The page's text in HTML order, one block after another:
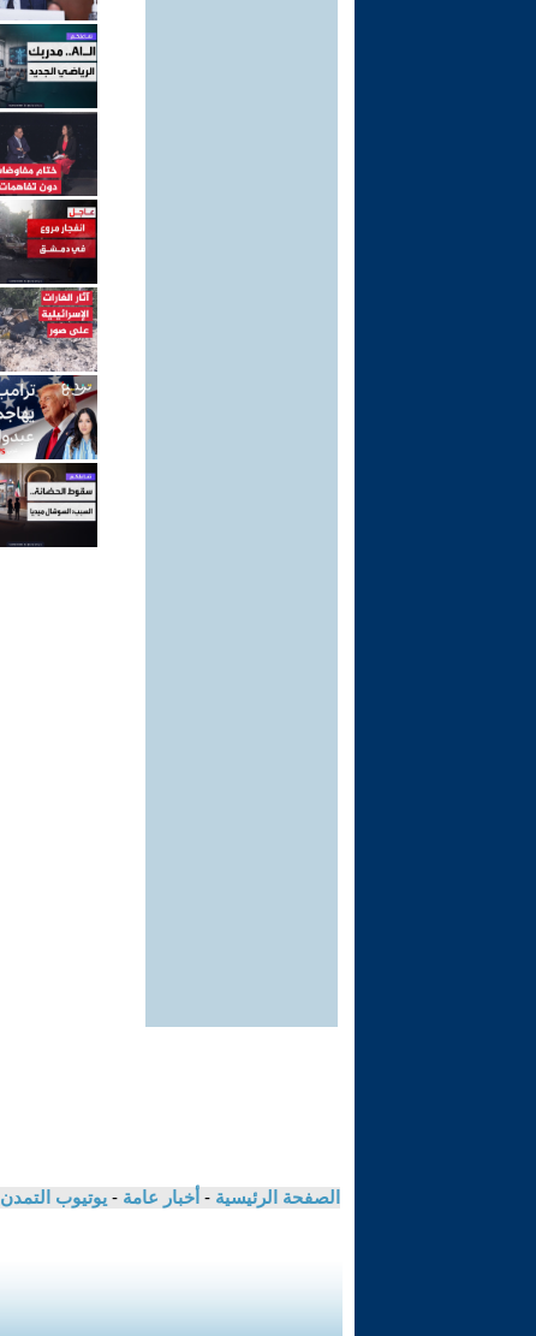
الصفحة الرئيسية - أخبار عامة - يوتيوب التمدن